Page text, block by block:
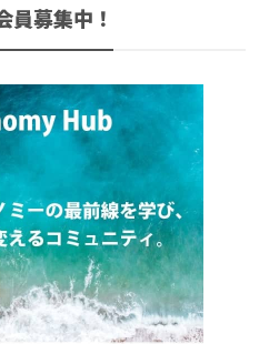
員募集中！